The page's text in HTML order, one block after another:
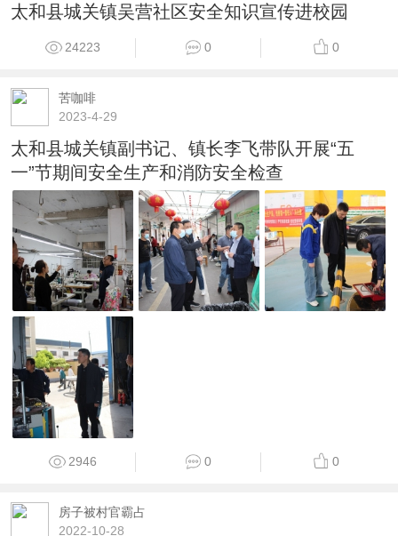
太和县城关镇吴营社区安全知识宣传进校园
24223 0 0
苦咖啡
2023-4-29
太和县城关镇副书记、镇长李飞带队开展“五
一”节期间安全生产和消防安全检查
2946 0 0
房子被村官霸占
2022-10-28